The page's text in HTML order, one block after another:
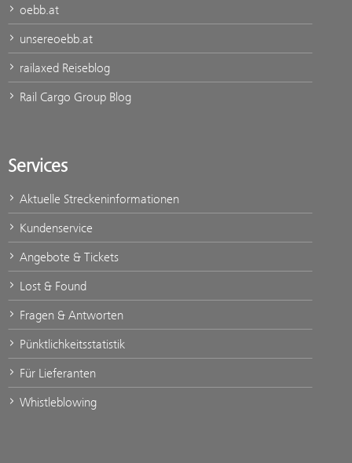
oebb.at
unsereoebb.at
railaxed Reiseblog
Rail Cargo Group Blog
Services
Aktuelle Streckeninformationen
Kundenservice
Angebote & Tickets
Lost & Found
Fragen & Antworten
Pünktlichkeitsstatistik
Für Lieferanten
Whistleblowing